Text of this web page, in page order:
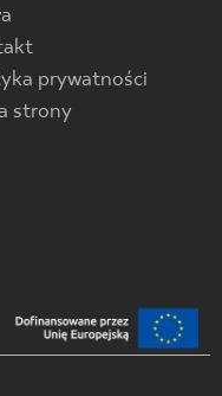
prywatności
strony